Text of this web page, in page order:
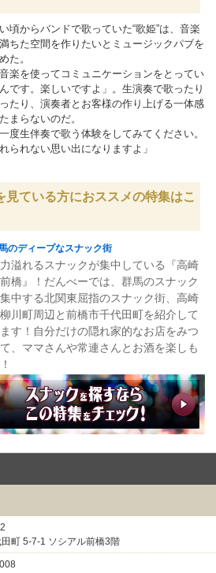
頃からバンドで歌っていた“歌姫”は、音楽
ちた空間を作りたいとミュージックパブを
た。
音楽を使ってコミュニケーションをとってい
です。楽しいですよ」。 生演奏で歌ったり
たり、演奏者とお客様の作り上げる一体感
まらないのだ。
一度生伴奏で歌う体験をしてみてください。
られない思い出になりますよ」
見ている方におススメの特集はこ
のディープなスナック街
溢れるスナックが集中している『高崎
前橋』！だんべーでは、群馬のスナック
中する北関東屈指のスナック街、高崎
川町周辺と前橋市千代田町を紹介して
す！自分だけの隠れ家的なお店をみつ
、ママさんや常連さんとお酒を楽しも
町 5-7-1 ソシアル前橋3階